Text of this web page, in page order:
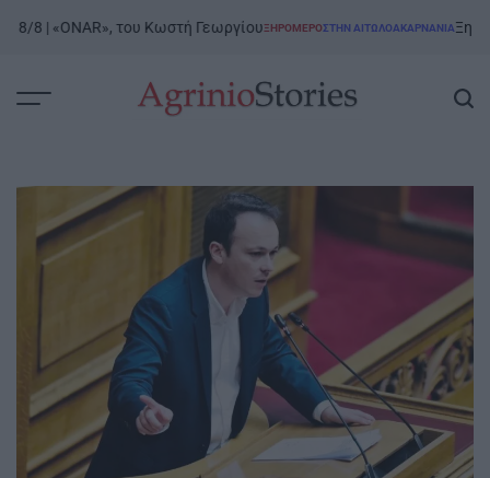
| «ONAR», του Κωστή ΓεωργίουPOSTED
ΞΗΡΟΜΕΡΟΣΤΗΝ ΑΙΤΩΛΟΑΚΑΡΝΑΝΊΑΞηρόμερο